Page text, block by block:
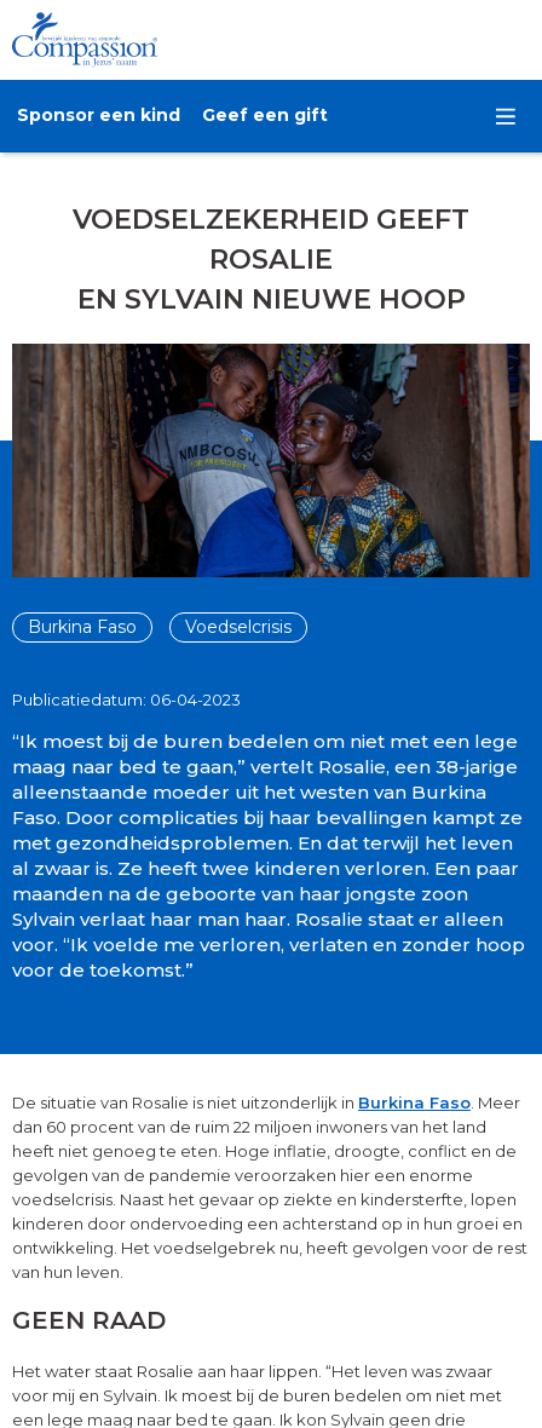
Sponsor een kind Geef een gift
VOEDSELZEKERHEID GEEFT
ROSALIE
EN SYLVAIN NIEUWE HOOP
Burkina Faso Voedselcrisis
Publicatiedatum: 06-04-2023
“Ik moest bij de buren bedelen om niet met een lege
maag naar bed te gaan,” vertelt Rosalie, een 38-jarige
alleenstaande moeder uit het westen van Burkina
Faso. Door complicaties bij haar bevallingen kampt ze
met gezondheidsproblemen. En dat terwijl het leven
al zwaar is. Ze heeft twee kinderen verloren. Een paar
maanden na de geboorte van haar jongste zoon
Sylvain verlaat haar man haar. Rosalie staat er alleen
voor. “Ik voelde me verloren, verlaten en zonder hoop
voor de toekomst.”
De situatie van Rosalie is niet uitzonderlijk in Burkina Faso . Meer
dan 60 procent van de ruim 22 miljoen inwoners van het land
heeft niet genoeg te eten. Hoge inflatie, droogte, conflict en de
gevolgen van de pandemie veroorzaken hier een enorme
voedselcrisis. Naast het gevaar op ziekte en kindersterfte, lopen
kinderen door ondervoeding een achterstand op in hun groei en
ontwikkeling. Het voedselgebrek nu, heeft gevolgen voor de rest
van hun leven.
GEEN RAAD
Het water staat Rosalie aan haar lippen. “Het leven was zwaar
voor mij en Sylvain. Ik moest bij de buren bedelen om niet met
een lege maag naar bed te gaan. Ik kon Sylvain geen drie